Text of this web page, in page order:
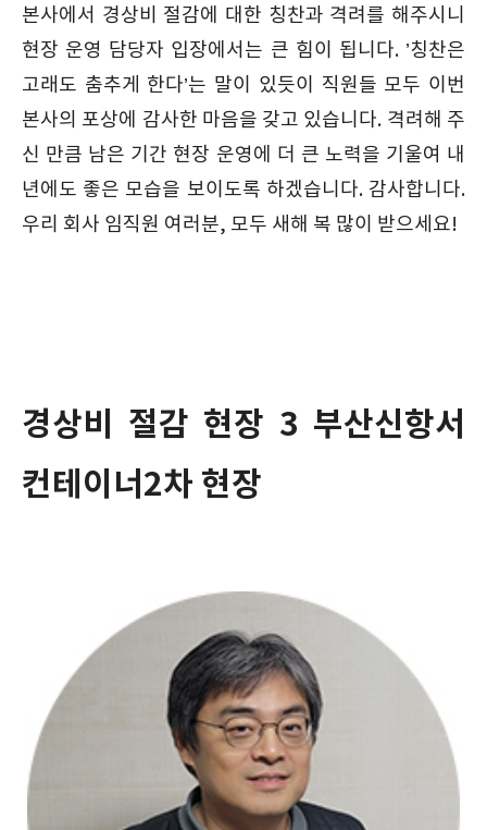
본사에서 경상비 절감에 대한 칭찬과 격려를 해주시니
현장 운영 담당자 입장에서는 큰 힘이 됩니다. ’칭찬은
고래도 춤추게 한다’는 말이 있듯이 직원들 모두 이번
본사의 포상에 감사한 마음을 갖고 있습니다. 격려해 주
신 만큼 남은 기간 현장 운영에 더 큰 노력을 기울여 내
년에도 좋은 모습을 보이도록 하겠습니다. 감사합니다.
우리 회사 임직원 여러분, 모두 새해 복 많이 받으세요!
경상비 절감 현장 3 부산신항서
컨테이너2차 현장